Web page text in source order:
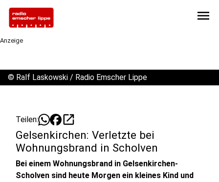
menu
Anzeige
© Ralf Laskowski / Radio Emscher Lippe
Teilen: open_in_new
Gelsenkirchen: Verletzte bei
Wohnungsbrand in Scholven
Bei einem Wohnungsbrand in Gelsenkirchen-
Scholven sind heute Morgen ein kleines Kind und